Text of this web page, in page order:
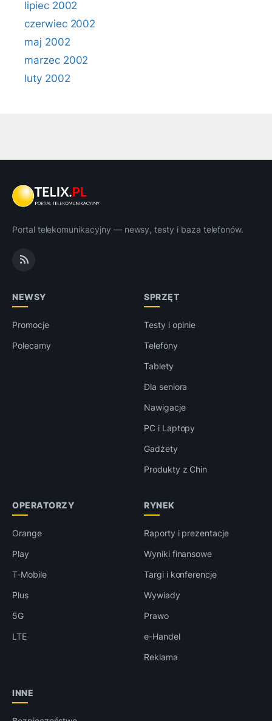
lipiec 2002
czerwiec 2002
maj 2002
marzec 2002
luty 2002
Portal telekomunikacyjny — newsy, testy i baza telefonów.
NEWSY
Promocje
Polecamy
SPRZĘT
Testy i opinie
Telefony
Tablety
Dla seniora
Nawigacje
PC i Laptopy
Gadżety
Produkty z Chin
OPERATORZY
Orange
Play
T-Mobile
Plus
5G
LTE
RYNEK
Raporty i prezentacje
Wyniki finansowe
Targi i konferencje
Wywiady
Prawo
e-Handel
Reklama
INNE